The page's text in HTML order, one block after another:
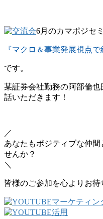
6月のカマポジセ
『マクロ＆事業発展視点
です。
某証券会社勤務の阿部倫
話いただきます！
／
あなたもポジティブな仲
せんか？
＼
皆様のご参加を心よりお待